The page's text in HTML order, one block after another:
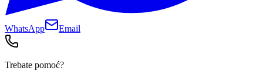
WhatsApp Email
Trebate pomoć?